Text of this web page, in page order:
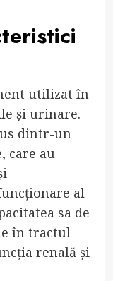
utilizat în
și urinare.
dintr-un
care au
al
sa de
în tractul
renală și